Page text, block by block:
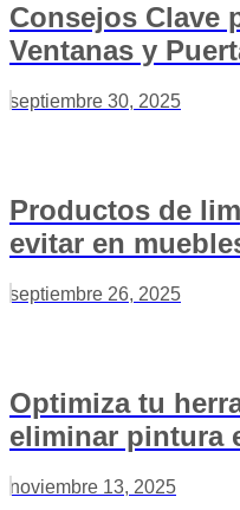
Consejos Clave
Ventanas y
septiembre 30, 2025
Productos de
evitar en
septiembre 26, 2025
Optimiza tu
eliminar pintura
noviembre 13, 2025